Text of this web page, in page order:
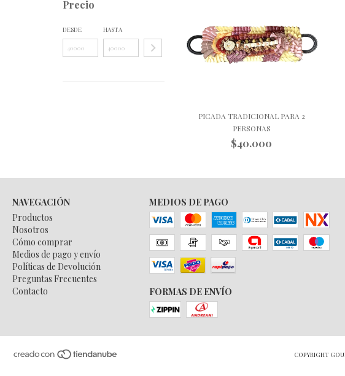
Precio
DESDE HASTA
PICADA TRADICIONAL PARA 2
PERSONAS
$40.000
NAVEGACIÓN
Productos
Nosotros
Cómo comprar
Medios de pago y envío
Políticas de Devolución
Preguntas Frecuentes
Contacto
MEDIOS DE PAGO
FORMAS DE ENVÍO
COPYRIGHT